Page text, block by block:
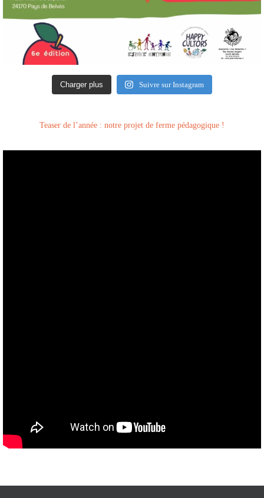
Charger plus Suivre sur Instagram
Teaser de l’année : notre projet de ferme pédagogique !